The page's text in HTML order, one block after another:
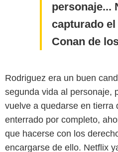
personaje...
capturado
Conan de
Rodriguez era un buen
segunda vida al personaje,
vuelve a quedarse en tierra
enterrado por completo,
que hacerse con los
encargarse de ello. Netflix